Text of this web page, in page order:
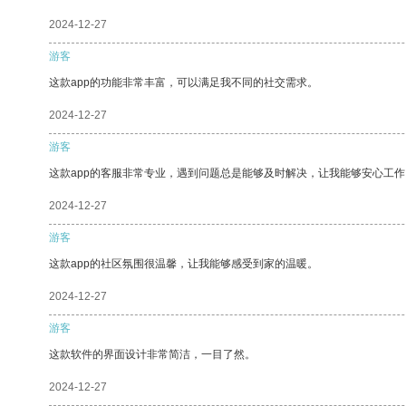
2024-12-27
游客
这款app的功能非常丰富，可以满足我不同的社交需求。
2024-12-27
游客
这款app的客服非常专业，遇到问题总是能够及时解决，让我能够安心工
2024-12-27
游客
这款app的社区氛围很温馨，让我能够感受到家的温暖。
2024-12-27
游客
这款软件的界面设计非常简洁，一目了然。
2024-12-27